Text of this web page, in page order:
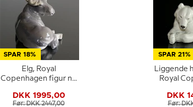
SPAR 18%
Elg, Royal
Copenhagen figur nr.
DKK 1995,00
Før: DKK 2447,00
SPAR 21%
Liggende
Royal
DKK
Før: